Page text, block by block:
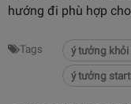
hướng đi phù hợp
Tags ý tưởng
ý tưởng